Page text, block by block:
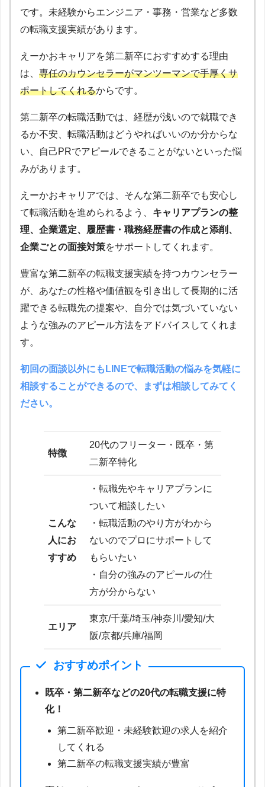
です。未経験からエンジニア・事務・営業など多数
の転職支援実績があります。
えーかおキャリアを第二新卒におすすめする理由
は、 専任のカウンセラーがマンツーマンで手厚くサ
ポートしてくれるからです。
第二新卒の転職活動では、経歴が浅いので就職でき
るか不安、転職活動はどうやればいいのか分からな
い、自己PRでアピールできることがないといった悩
みがあります。
えーかおキャリアでは、そんな第二新卒でも安心し
て転職活動を進められるよう、 キャリアプランの整
理、企業選定、履歴書・職務経歴書の作成と添削、
企業ごとの面接対策をサポートしてくれます。
豊富な第二新卒の転職支援実績を持つカウンセラー
が、あなたの性格や価値観を引き出して長期的に活
躍できる転職先の提案や、自分では気づいていない
ような強みのアピール方法をアドバイスしてくれま
す。
初回の面談以外にもLINEで転職活動の悩みを気軽に
相談することができるので、まずは相談してみてく
ださい。
特徴
20代のフリーター・既卒・第
二新卒特化
こんな
人にお
すすめ
・転職先やキャリアプランに
ついて相談したい
・転職活動のやり方がわから
ないのでプロにサポートして
もらいたい
・自分の強みのアピールの仕
方が分からない
エリア
東京/千葉/埼玉/神奈川/愛知/大
阪/京都/兵庫/福岡
おすすめポイント
既卒・第二新卒などの20代の転職支援に特
化！
第二新卒歓迎・未経験歓迎の求人を紹介
してくれる
第二新卒の転職支援実績が豊富